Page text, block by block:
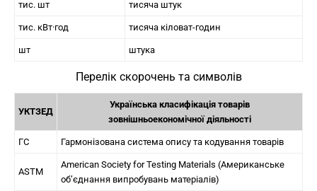
тис. шт тисяча штук
тис. кВт·год тисяча кіловат-годин
шт штука
Перелік скорочень та символів
УКТЗЕД
Українська класифікація товарів
зовнішньоекономічної діяльності
ГС Гармонізована система опису та кодування товарів
ASTM
American Society for Testing Materials (Американське
об’єднання випробувань матеріалів)